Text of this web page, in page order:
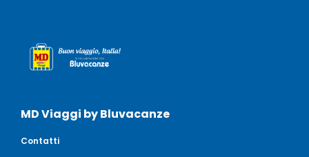
MD Viaggi by Bluvacanze
Contatti